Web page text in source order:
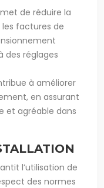
de réduire la
factures de
des réglages
à améliorer
en assurant
et agréable dans
l’utilisation de
des normes